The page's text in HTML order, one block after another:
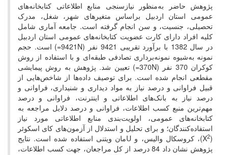
پژوهش حاضر به‌منظور نیازسنجی منابع اطلاعاتی کتابخانه‌های
عمومی استان اردبیل براساس متغیرهای شهر، شغل، مدرک
تحصیلی، جنسیت، و سن انجام گرفته است. جامعه آماری شامل
کلیه افراد دارای کارت عضویت کتابخانه‌های عمومی استان اردبیل
در سال 1382 با برآورد تقریبی 9421 نفر (9421N=) است. حجم
نمونه به‌شیوه نمونه‌برداری تصادفی طبقه‌ای و با استفاده از روش
کوکران 370 نفر (370N=) تعیین شد. پژوهش به روش پیمایشی
مقطعی انجام شده است. برای توصیف داده‌ها از شاخص‌هایی از
قبیل فراوانی و درصد نیاز به مواد دیداری و شنیداری، فراوانی و
درصد نیاز به بانک‌های اطلاعاتی و اینترنت، فراوانی و درصد
مهم‌ترین منبع کسب اطلاعات، فراوانی و درصد دلایل مراجعه به
کتابخانه‌های عمومی، اولویت‌بندی منابع اطلاعاتی مورد نیاز
استفاده‌کنندگان؛ و برای تحلیل و استدلال از آزمون‌های کای اسکوئر
(X
2
)، کروسکال والیس، و Uمان ویتنی استفاده شده است. نتایج
پژوهش نشان داد 84 درصد از کل مراجعان، جهت کسب اطلاعات،